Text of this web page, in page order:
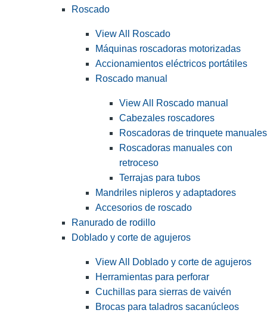
Roscado
View All Roscado
Máquinas roscadoras motorizadas
Accionamientos eléctricos portátiles
Roscado manual
View All Roscado manual
Cabezales roscadores
Roscadoras de trinquete manuales
Roscadoras manuales con
retroceso
Terrajas para tubos
Mandriles nipleros y adaptadores
Accesorios de roscado
Ranurado de rodillo
Doblado y corte de agujeros
View All Doblado y corte de agujeros
Herramientas para perforar
Cuchillas para sierras de vaivén
Brocas para taladros sacanúcleos